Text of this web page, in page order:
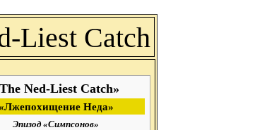
Liest Catch
Ned-Liest Catch»
Неда»
Эпизод «Симпсонов»